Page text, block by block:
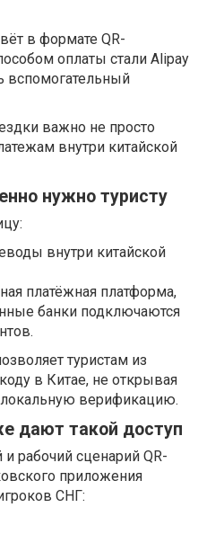
в формате QR-
оплаты стали Alipay
вспомогательный
важно не просто
внутри китайской
нужно туристу
внутри китайской
платёжная платформа,
банки подключаются
туристам из
в Китае, не открывая
локальную верификацию.
дают такой доступ
рабочий сценарий QR-
приложения
СНГ: